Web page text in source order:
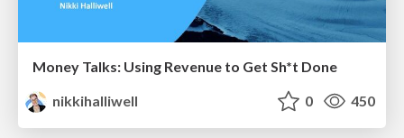
Money Talks: Using Revenue to Get Sh*t Done
nikkihalliwell
0 450